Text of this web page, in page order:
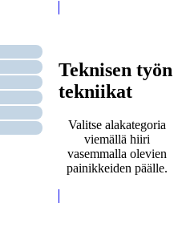
Teknisen työn
tekniikat
Valitse alakategoria
viemällä hiiri
vasemmalla olevien
painikkeiden päälle.